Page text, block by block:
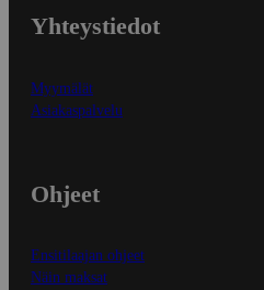
Yhteystiedot
Myymälät
Asiakaspalvelu
Ohjeet
Ensitilaajan ohjeet
Näin maksat